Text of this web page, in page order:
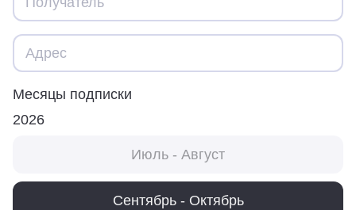
Месяцы подписки
2026
Июль - Август
Сентябрь - Октябрь